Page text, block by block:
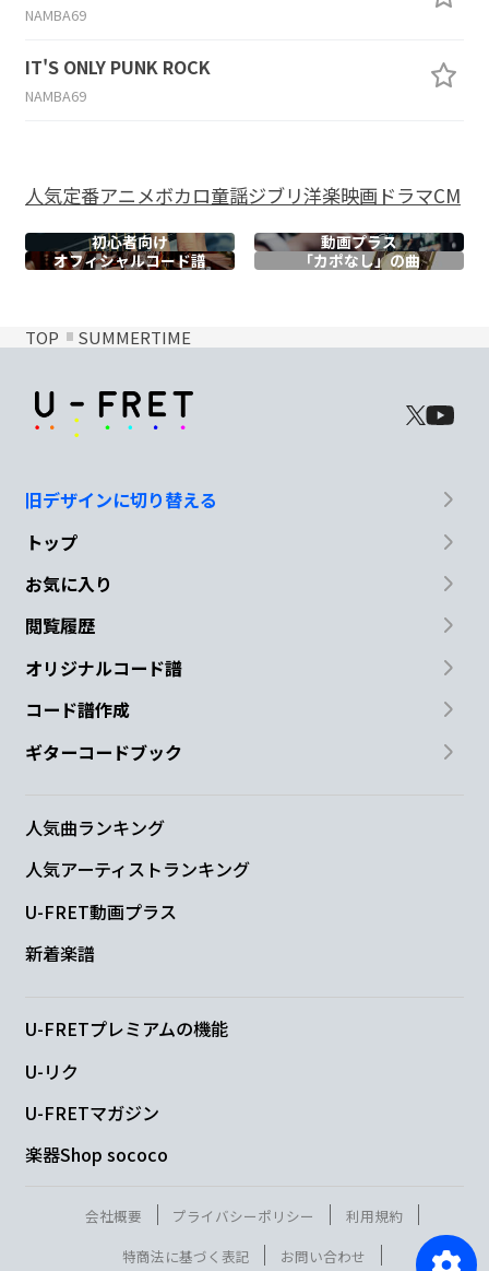
NAMBA69
IT'S ONLY PUNK ROCK
NAMBA69
人気定番アニメボカロ童謡ジブリ洋楽映画ドラマCM
初心者向け
動画プラス
オフィシャルコード譜 「カポなし」の曲
TOP SUMMERTIME
旧デザインに切り替える
トップ
お気に入り
閲覧履歴
オリジナルコード譜
コード譜作成
ギターコードブック
人気曲ランキング
人気アーティストランキング
U-FRET動画プラス
新着楽譜
U-FRETプレミアムの機能
U-リク
U-FRETマガジン
楽器Shop sococo
会社概要 プライバシーポリシー
利用規約
特商法に基づく表記
お問い合わせ